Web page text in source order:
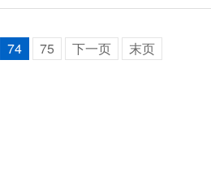
74 75 下一页 末页